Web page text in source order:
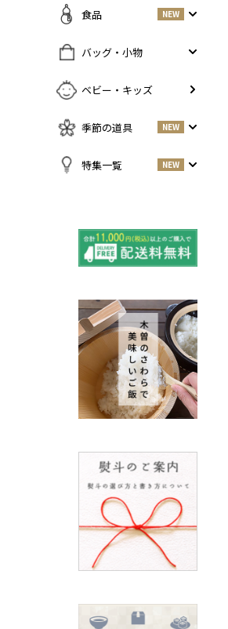
トレイ・コースター・鍋しき
お弁当グッズ
ポット・鉄瓶
保存容器
その他キッチンツール
香・ろうそく
すべての商品をみる
PCアクセサリー
食品 NEW
すべての商品を見る
コーヒー NEW
NEW
バッグ・小物
すべての商品をみる
名刺入れ・カードケース
ベビー・キッズ
季節の道具 NEW
すべての商品をみる
秋
特集一覧 NEW
よくある質問〈ほうき
全般〉
NEW
方
棕櫚箒と江戸箒の違い NEW
江戸箒の特徴 NEW
棕櫚箒の特徴 NEW
箒で見直す暮らしの基
準
NEW
ノスタルジックな肥前びーど
SUSgalleryと過ごす至福の時
千切りピーラーで仕込んでみ
星座マグでくつろぎのひとと
コーヒーミルで格別な1杯を
味わう